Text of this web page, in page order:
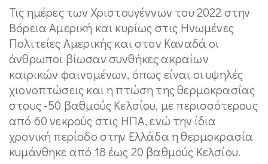
Τις ημέρες των Χριστουγέννων του 2022 στην
Βόρεια Αμερική και κυρίως στις Ηνωμένες
Πολιτείες Αμερικής και στον Καναδά οι
άνθρωποι βίωσαν συνθήκες ακραίων
καιρικών φαινομένων, όπως είναι οι υψηλές
χιονοπτώσεις και η πτώση της θερμοκρασίας
στους -50 βαθμούς Κελσίου, με περισσότερους
από 60 νεκρούς στις ΗΠΑ, ενώ την ίδια
χρονική περίοδο στην Ελλάδα η θερμοκρασία
κυμάνθηκε από 18 έως 20 βαθμούς Κελσίου.